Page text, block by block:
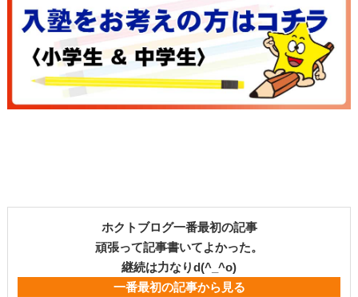
ホクトブログ一番最初の記事
頑張って記事書いてよかった。
継続は力なりd(^_^o)
一番最初の記事から見る